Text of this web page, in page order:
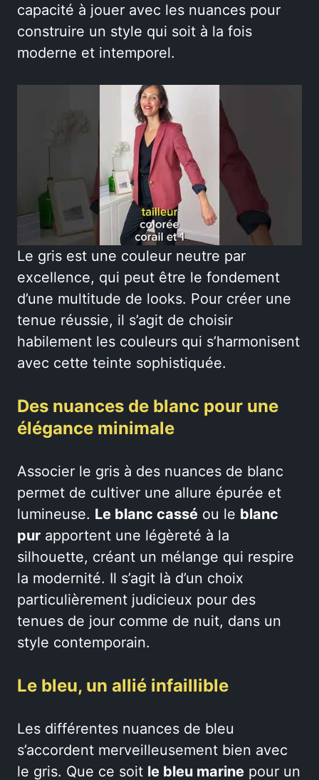
capacité à jouer avec les nuances pour
construire un style qui soit à la fois
moderne et intemporel.
Le gris est une couleur neutre par
excellence, qui peut être le fondement
d’une multitude de looks. Pour créer une
tenue réussie, il s’agit de choisir
habilement les couleurs qui s’harmonisent
avec cette teinte sophistiquée.
Des nuances de blanc pour une
élégance minimale
Associer le gris à des nuances de blanc
permet de cultiver une allure épurée et
lumineuse. Le blanc cassé ou le blanc
pur apportent une légèreté à la
silhouette, créant un mélange qui respire
la modernité. Il s’agit là d’un choix
particulièrement judicieux pour des
tenues de jour comme de nuit, dans un
style contemporain.
Le bleu, un allié infaillible
Les différentes nuances de bleu
s’accordent merveilleusement bien avec
le gris. Que ce soit le bleu marine pour un